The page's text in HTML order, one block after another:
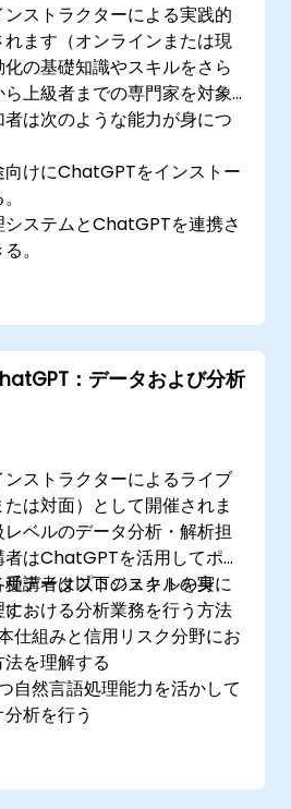
ストラクターによる実践的
ます（オンラインまたは現
の基礎知識やスキルをさら
上級者までの専門家を対象
は次のような能力が身につ
向けにChatGPTをインストー
システムとChatGPTを連携さ
。
動化が可能となる。
リプトを作成・実装でき
を用いて建物システムを効
できる。
：データおよび分析
ストラクターによるライブ
は対面）として開催されま
ベルのデータ分析・解析担
はChatGPTを活用してポー
データプロジェクトの実
おける分析業務を行う方法
講者は以下のスキルを身に
：
仕組みと信用リスク分野にお
を理解する
自然言語処理能力を活かして
析を行う
トを実施する
フローにおいてChatGPTを用